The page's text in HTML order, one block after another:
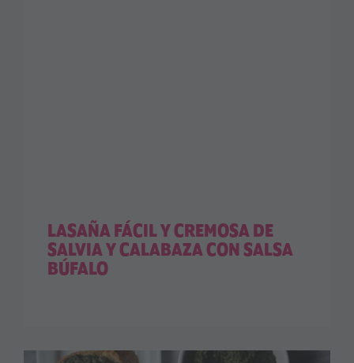
LASAÑA FÁCIL Y CREMOSA DE
SALVIA Y CALABAZA CON SALSA
BÚFALO